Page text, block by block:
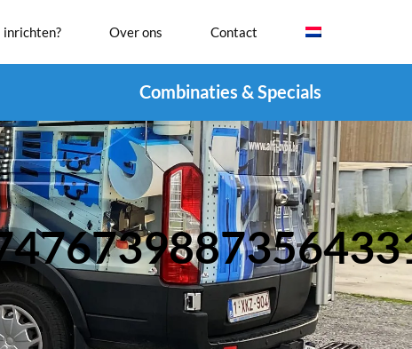
inrichten? Over ons Contact
Combinaties & Specials